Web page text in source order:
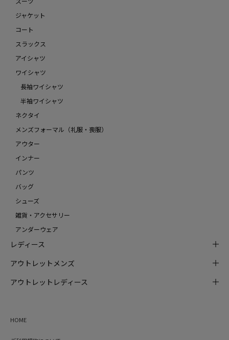
ジャケット
コート
スラックス
アイシャツ
ワイシャツ
長袖ワイシャツ
半袖ワイシャツ
ネクタイ
メンズフォーマル（礼服・喪服）
アウター
インナー
パンツ
バッグ
シューズ
雑貨・アクセサリー
アンダーウェア
レディース
アウトレットメンズ
アウトレットレディース
HOME